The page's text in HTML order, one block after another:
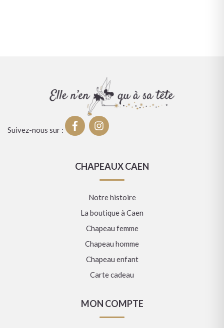
Suivez-nous sur :
CHAPEAUX CAEN
Notre histoire
La boutique à Caen
Chapeau femme
Chapeau homme
Chapeau enfant
Carte cadeau
MON COMPTE